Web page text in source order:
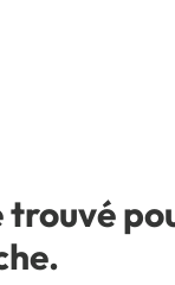
trouvé